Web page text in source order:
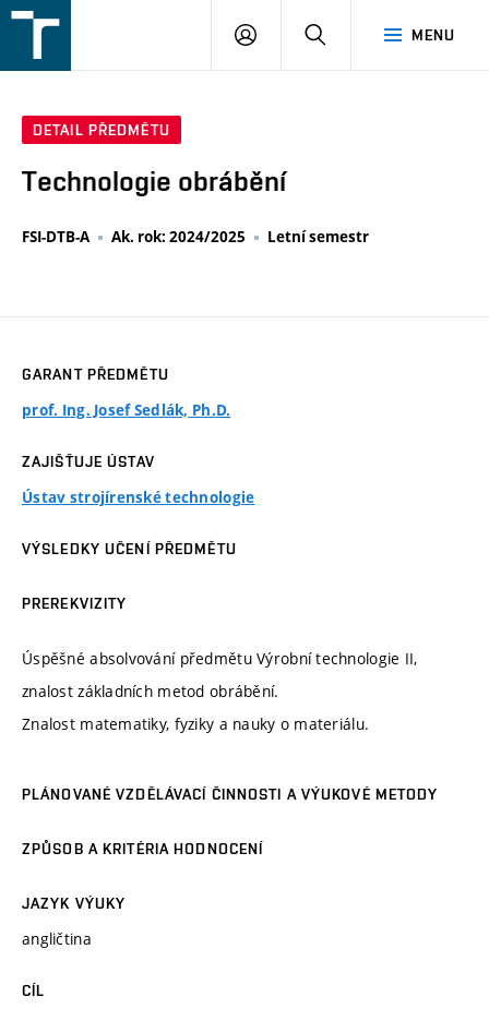
v
MENU
PŘIHLÁŠENÍ
DETAIL PŘEDMĚTU
Technologie obrábění
FSI-DTB-A Ak. rok: 2024/2025 Letní semestr
GARANT PŘEDMĚTU
prof. Ing. Josef Sedlák, Ph.D.
ZAJIŠŤUJE ÚSTAV
Ústav strojírenské technologie
VÝSLEDKY UČENÍ PŘEDMĚTU
PREREKVIZITY
Úspěšné absolvování předmětu Výrobní technologie II,
znalost základních metod obrábění.
Znalost matematiky, fyziky a nauky o materiálu.
PLÁNOVANÉ VZDĚLÁVACÍ ČINNOSTI A VÝUKOVÉ METODY
ZPŮSOB A KRITÉRIA HODNOCENÍ
JAZYK VÝUKY
angličtina
CÍL